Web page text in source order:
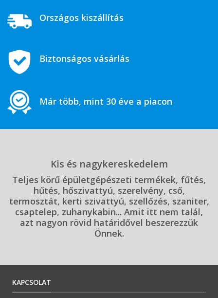
Országos kiszállítás
Biztonságos vásárlás
Már több, mint 30 éve a piacon
Kis és nagykereskedelem
Teljes körű épületgépészeti termékek, fűtés,
hűtés, hőszivattyú, szerelvény, cső,
termosztát, kerti szivattyú, szellőzés, szaniter,
csaptelep, zuhanykabin... Amit itt nem talál,
azt nagyon rövid határidővel beszerezzük
Önnek.
KAPCSOLAT